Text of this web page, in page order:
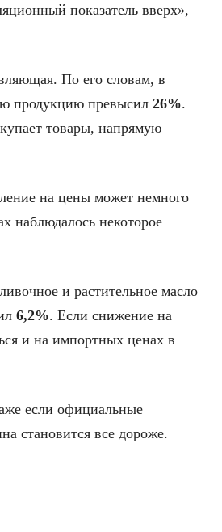
показатель вверх»,
По его словам, в
продукцию превысил 26%.
товары, напрямую
на цены может немного
наблюдалось некоторое
и растительное масло
6,2%. Если снижение на
и на импортных ценах в
если официальные
становится все дороже.